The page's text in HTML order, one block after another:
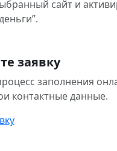
сайт и
заявку
заполнения
контактные данные.